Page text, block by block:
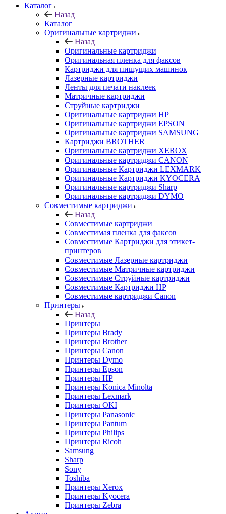
Каталог
Назад
Каталог
Оригинальные картриджи
Назад
Оригинальные картриджи
Оригинальная пленка для факсов
Картриджи для пишущих машинок
Лазерные картриджи
Ленты для печати наклеек
Матричные картриджи
Струйные картриджи
Оригинальные картриджи HP
Оригинальные картриджи EPSON
Оригинальные картриджи SAMSUNG
Картриджи BROTHER
Оригинальные картриджи XEROX
Оригинальные картриджи CANON
Оригинальные Картриджи LEXMARK
Оригинальные Картриджи KYOCERA
Оригинальные картриджи Sharp
Оригинальные картриджи DYMO
Совместимые картриджи
Назад
Совместимые картриджи
Совместимая пленка для факсов
Совместимые Картриджи для этикет-
принтеров
Совместимые Лазерные картриджи
Совместимые Матричные картриджи
Совместимые Струйные картриджи
Совместимые Картриджи HP
Совместимые картриджи Canon
Принтеры
Назад
Принтеры
Принтеры Brady
Принтеры Brother
Принтеры Canon
Принтеры Dymo
Принтеры Epson
Принтеры HP
Принтеры Konica Minolta
Принтеры Lexmark
Принтеры OKI
Принтеры Panasonic
Принтеры Pantum
Принтеры Philips
Принтеры Ricoh
Samsung
Sharp
Sony
Toshiba
Принтеры Xerox
Принтеры Kyocera
Принтеры Zebra